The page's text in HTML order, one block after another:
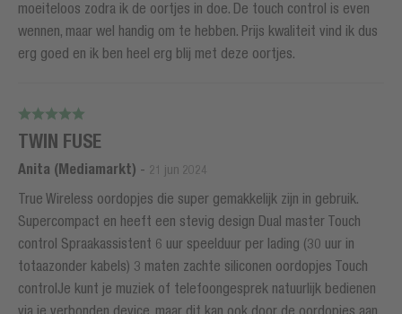
moeiteloos zodra ik de oortjes in doe. De touch control is even
wennen, maar wel handig om te hebben. Prijs kwaliteit vind ik dus
erg goed en ik ben heel erg blij met deze oortjes.
TWIN FUSE
Anita (Mediamarkt) - 21 jun 2024
True Wireless oordopjes die super gemakkelijk zijn in gebruik.
Supercompact en heeft een stevig design Dual master Touch
control Spraakassistent 6 uur speelduur per lading (30 uur in
totaazonder kabels) 3 maten zachte siliconen oordopjes Touch
controlJe kunt je muziek of telefoongesprek natuurlijk bedienen
via je verbonden device, maar dit kan ook door de oordopjes aan